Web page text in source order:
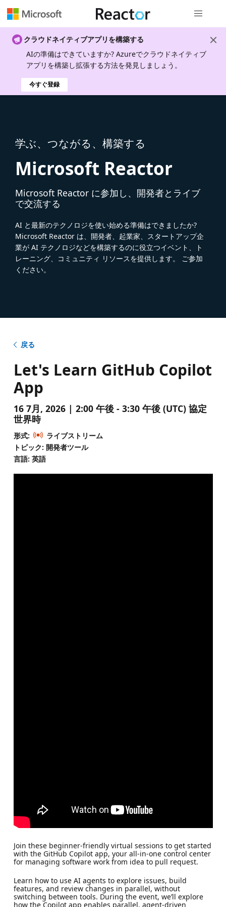
クラウドネイティブアプリを構築する
AIの準備はできていますか? Azureでクラウドネイティブ
アプリを構築し拡張する方法を発見しましょう。
今すぐ登録
学ぶ、つながる、構築する
Microsoft Reactor
Microsoft Reactor に参加し、開発者とライブ
で交流する
AI と最新のテクノロジを使い始める準備はできましたか?
Microsoft Reactor は、開発者、起業家、スタートアップ企
業が AI テクノロジなどを構築するのに役立つイベント、ト
レーニング、コミュニティ リソースを提供します。 ご参加
ください。
戻る
Let's Learn GitHub Copilot
App
16 7月, 2026 | 2:00 午後 - 3:30 午後 (UTC) 協定
世界時
形式:
ライブストリーム
トピック: 開発者ツール
言語: 英語
Join these beginner-friendly virtual sessions to get started
with the GitHub Copilot app, your all-in-one control center
for managing software work from idea to pull request.
Learn how to use AI agents to explore issues, build
features, and review changes in parallel, without
switching between tools. During the event, we’ll explore
how the Copilot app enables parallel, agent-driven